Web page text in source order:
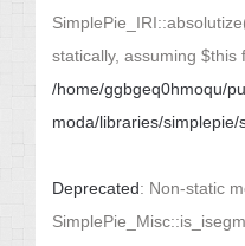
statically, assuming $this
/home/ggbgeq0hmoqu/
moda/libraries/simplepie/
Deprecated: Non-static